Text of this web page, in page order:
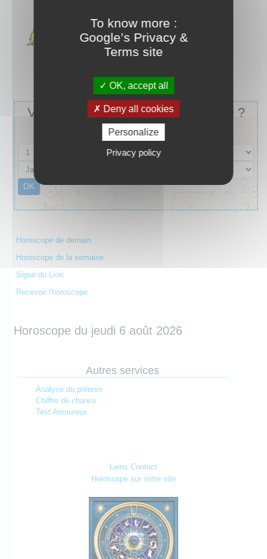
Vous ne connaissez pas votre signe ?
Saisissez votre date de naissance :
Horoscope de demain
Horoscope de la semaine
Signe du Lion
Recevoir l'horoscope
Horoscope du jeudi 6 août 2026
Autres services
Analyse du prénom
Chiffre de chance
Test Amoureux
Liens Contact
Horoscope sur votre site
To know more :
Google’s Privacy &
Terms site
OK, accept all
Deny all cookies
Personalize
Privacy policy